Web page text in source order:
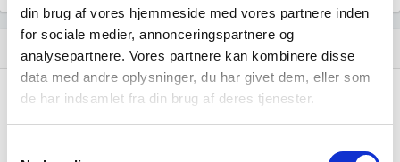
din brug af vores hjemmeside med vores partnere inden
for sociale medier, annonceringspartnere og
analysepartnere. Vores partnere kan kombinere disse
data med andre oplysninger, du har givet dem, eller som
de har indsamlet fra din brug af deres tjenester.
Udvikling i antal ansatte
500 - 999
500 - 999
1000+
1000+